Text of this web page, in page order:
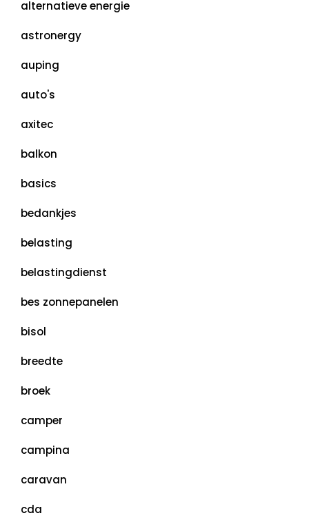
alternatieve energie
astronergy
auping
auto's
axitec
balkon
basics
bedankjes
belasting
belastingdienst
bes zonnepanelen
bisol
breedte
broek
camper
campina
caravan
cda